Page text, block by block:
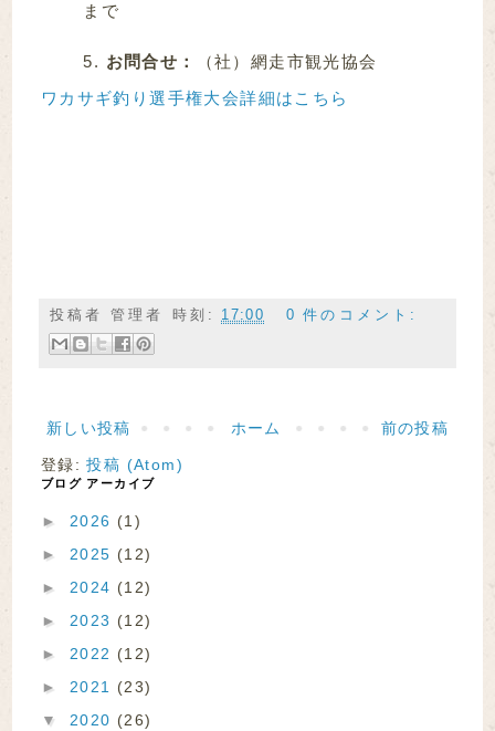
まで
お問合せ：
（社）網走市観光協会
ワカサギ釣り選手権大会詳細はこちら
投稿者管理者 時刻: 17:00 0 件のコメント:
新しい投稿 前の投稿
ホーム
登録:投稿 (Atom)
ブログ アーカイブ
►2026 (1)
►2025 (12)
►2024 (12)
►2023 (12)
►2022 (12)
►2021 (23)
▼2020 (26)